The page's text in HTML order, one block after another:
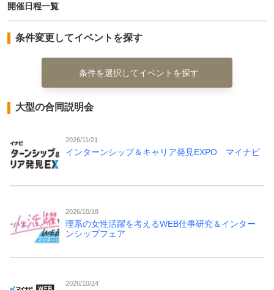
開催日程一覧
条件変更してイベントを探す
条件を選択してイベントを探す
大型の合同説明会
2026/11/21
インターンシップ＆キャリア発見EXPO マイナビ
2026/10/18
理系の女性活躍を考えるWEB仕事研究＆インター
ンシップフェア
2026/10/24